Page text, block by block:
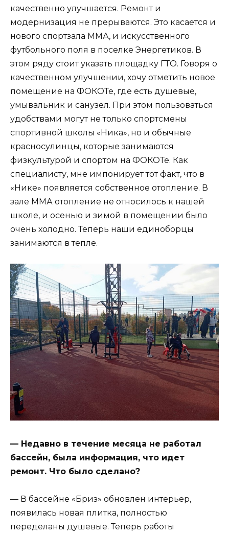
качественно улучшается. Ремонт и
модернизация не прерываются. Это касается и
нового спортзала ММА, и искусственного
футбольного поля в поселке Энергетиков. В
этом ряду стоит указать площадку ГТО. Говоря о
качественном улучшении, хочу отметить новое
помещение на ФОКОТе, где есть душевые,
умывальник и санузел. При этом пользоваться
удобствами могут не только спортсмены
спортивной школы «Ника», но и обычные
красносулинцы, которые занимаются
физкультурой и спортом на ФОКОТе. Как
специалисту, мне импонирует тот факт, что в
«Нике» появляется собственное отопление. В
зале ММА отопление не относилось к нашей
школе, и осенью и зимой в помещении было
очень холодно. Теперь наши единоборцы
занимаются в тепле.
— Недавно в течение месяца не работал
бассейн, была информация, что идет
ремонт. Что было сделано?
— В бассейне «Бриз» обновлен интерьер,
появилась новая плитка, полностью
переделаны душевые. Теперь работы